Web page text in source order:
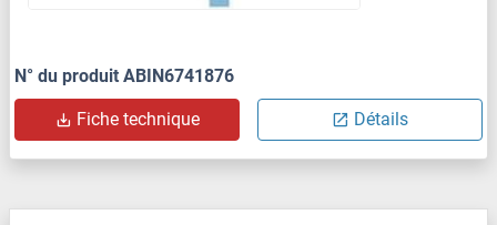
N° du produit ABIN6741876
Fiche technique Détails